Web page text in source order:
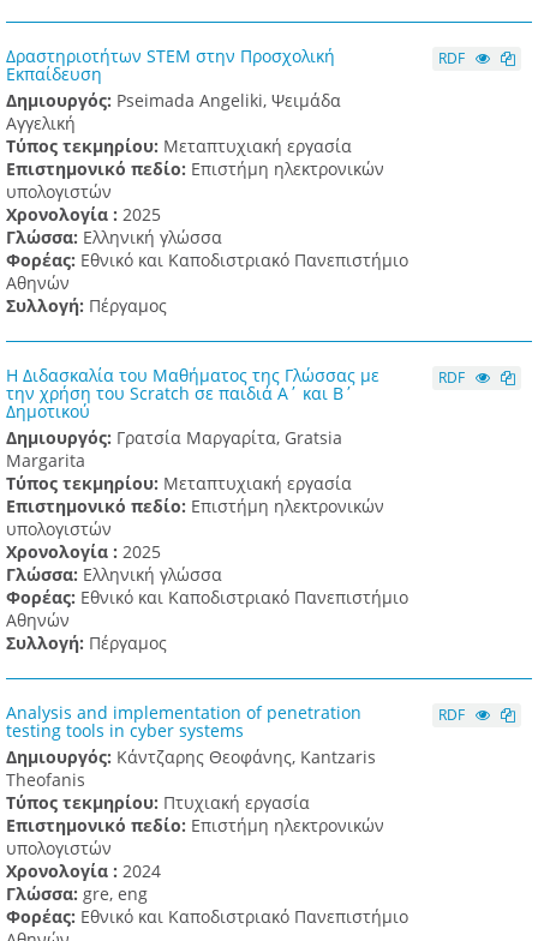
Δραστηριοτήτων STEM στην Προσχολική
Εκπαίδευση
Δημιουργός: Pseimada Angeliki, Ψειμάδα
Αγγελική
Τύπος τεκμηρίου: Μεταπτυχιακή εργασία
Επιστημονικό πεδίο: Επιστήμη ηλεκτρονικών
υπολογιστών
Χρονολογία : 2025
Γλώσσα: Ελληνική γλώσσα
Φορέας: Εθνικό και Καποδιστριακό Πανεπιστήμιο
Αθηνών
Συλλογή: Πέργαμος
RDF
Η Διδασκαλία του Μαθήματος της Γλώσσας με
την χρήση του Scratch σε παιδιά Α΄ και Β΄
Δημοτικού
Δημιουργός: Γρατσία Μαργαρίτα, Gratsia
Margarita
Τύπος τεκμηρίου: Μεταπτυχιακή εργασία
Επιστημονικό πεδίο: Επιστήμη ηλεκτρονικών
υπολογιστών
Χρονολογία : 2025
Γλώσσα: Ελληνική γλώσσα
Φορέας: Εθνικό και Καποδιστριακό Πανεπιστήμιο
Αθηνών
Συλλογή: Πέργαμος
RDF
Analysis and implementation of penetration
testing tools in cyber systems
Δημιουργός: Κάντζαρης Θεοφάνης, Kantzaris
Theofanis
Τύπος τεκμηρίου: Πτυχιακή εργασία
Επιστημονικό πεδίο: Επιστήμη ηλεκτρονικών
υπολογιστών
Χρονολογία : 2024
Γλώσσα: gre, eng
Φορέας: Εθνικό και Καποδιστριακό Πανεπιστήμιο
RDF